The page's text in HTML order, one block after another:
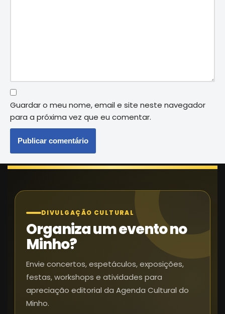
Guardar o meu nome, email e site neste navegador
para a próxima vez que eu comentar.
DIVULGAÇÃO CULTURAL
Organiza um evento no
Minho?
Envie concertos, espetáculos, exposições,
festas, workshops e atividades para
apreciação editorial da Agenda Cultural do
Minho.